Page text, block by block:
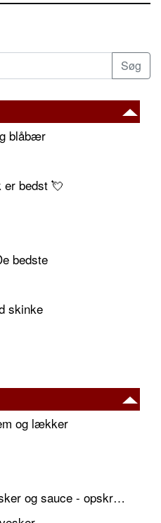
blåbær
er bedst 💘
bedste
skinke
og lækker
Andesteg med æbler, svesker og sauce - opskrift også til jul